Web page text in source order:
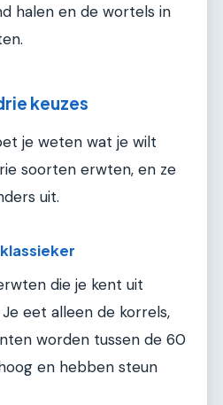
halen en de wortels in
keuzes
je weten wat je wilt
soorten erwten, en ze
uit.
die je kent uit
eet alleen de korrels,
worden tussen de 60
en hebben steun